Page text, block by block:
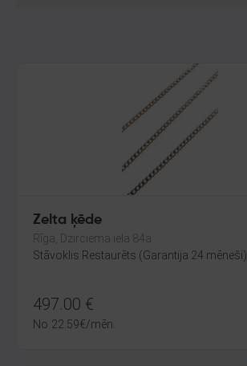
Zelta ķēde
Rīga, Dzirciema iela 84a
Stāvoklis Restaurēts (Garantija 24 mēneši)
497.00 €
No 22.59€/mēn.